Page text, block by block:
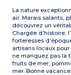
La nature
air. Marais salants,
découvrez un
Chargée d’histoire,
forteresses
artisans locaux
ne manquez pas la
fruits de mer,
mer. Bonne